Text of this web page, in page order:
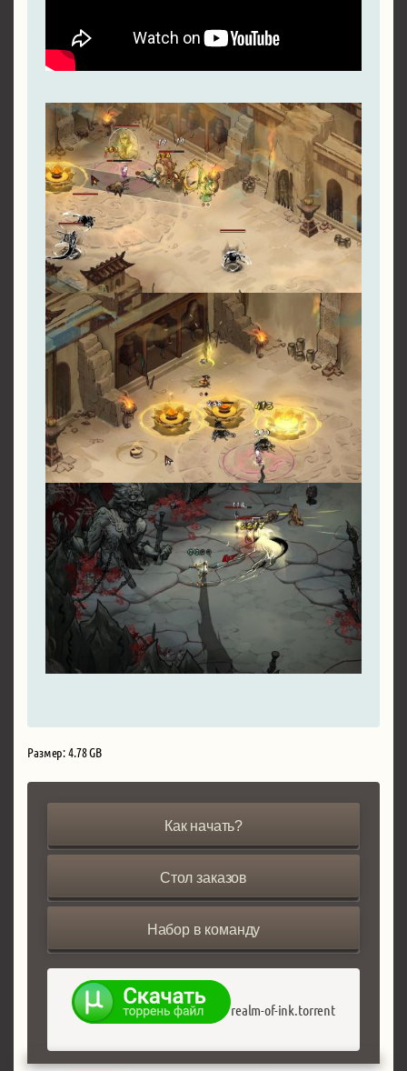
Размер: 4.78 GB
Как начать?
Стол заказов
Набор в команду
realm-of-ink.torrent